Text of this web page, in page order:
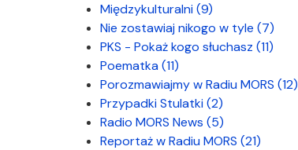
Międzykulturalni(9)
Nie zostawiaj nikogo w tyle (7)
PKS - Pokaż kogo słuchasz (11)
Poematka(11)
Porozmawiajmy w Radiu MORS (12)
Przypadki Stulatki(2)
Radio MORS News (5)
Reportaż w Radiu MORS (21)